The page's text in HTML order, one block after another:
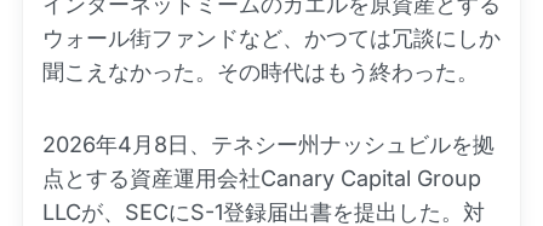
ウォール街ファンドなど、かつては冗談にしか
聞こえなかった。その時代はもう終わった。
2026年4月8日、テネシー州ナッシュビルを拠
点とする資産運用会社Canary Capital Group
LLCが、SECにS-1登録届出書を提出した。対